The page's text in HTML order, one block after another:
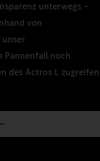
unterwegs –
von
Pannenfall noch
des Actros L zugreifen